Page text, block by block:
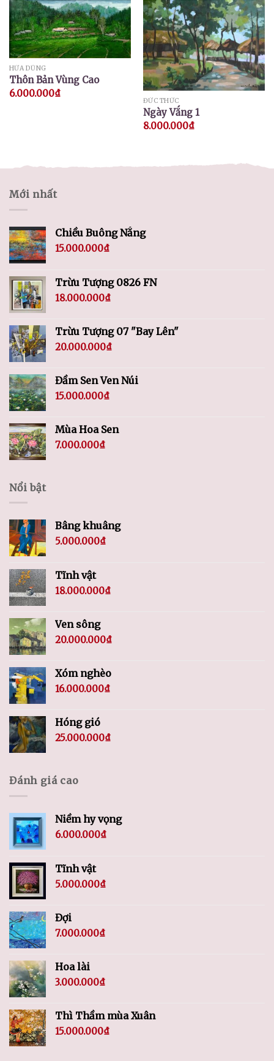
HỨA DŨNG
Thôn Bản Vùng Cao
6.000.000₫
ĐỨC THỨC
Ngày Vắng 1
8.000.000₫
Mới nhất
Chiều Buông Nắng
15.000.000₫
Trừu Tượng 0826 FN
18.000.000₫
Trừu Tượng 07 "Bay Lên"
20.000.000₫
Đầm Sen Ven Núi
15.000.000₫
Mùa Hoa Sen
7.000.000₫
Nổi bật
Bâng khuâng
5.000.000₫
Tĩnh vật
18.000.000₫
Ven sông
20.000.000₫
Xóm nghèo
16.000.000₫
Hóng gió
25.000.000₫
Đánh giá cao
Niềm hy vọng
6.000.000₫
Tĩnh vật
5.000.000₫
Đợi
7.000.000₫
Hoa lài
3.000.000₫
Thì Thầm mùa Xuân
15.000.000₫